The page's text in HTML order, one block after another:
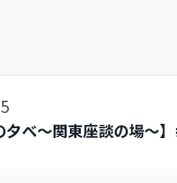
夕べ～関東座談の場～